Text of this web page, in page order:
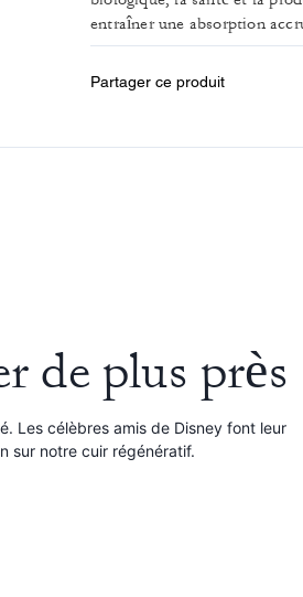
entraîner une absorption
Partager ce produit
de plus près
Les célèbres amis de Disney font leur
sur notre cuir régénératif.